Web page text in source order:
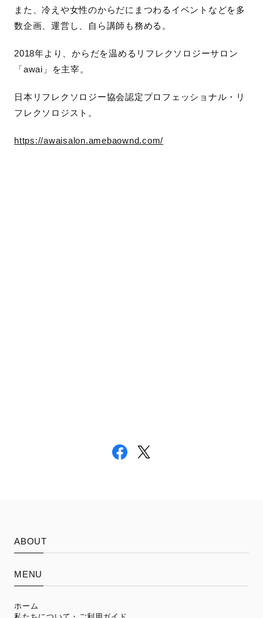
また、冷えや女性のからだにまつわるイベントなどを多
数企画、運営し、自ら講師も務める。
2018年より、からだを温めるリフレクソロジーサロン
「awai」を主宰。
日本リフレクソロジー協会認定プロフェッショナル・リ
フレクソロジスト。
https://awaisalon.amebaownd.com/
ABOUT
MENU
ホーム